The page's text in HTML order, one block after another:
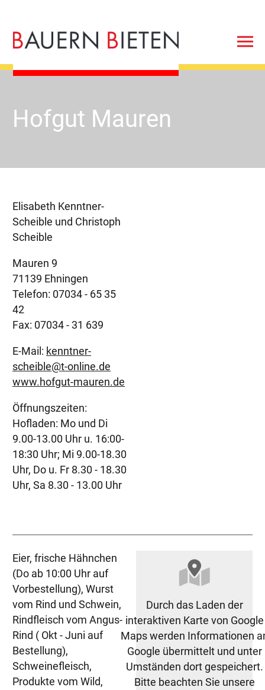
Hofgut Mauren
Elisabeth Kenntner-
Scheible und Christoph
Scheible
Mauren 9
71139 Ehningen
Telefon: 07034 - 65 35
42
Fax: 07034 - 31 639
E-Mail: kenntner-
scheible@t-online.de
www.hofgut-mauren.de
Öffnungszeiten:
Hofladen: Mo und Di
9.00-13.00 Uhr u. 16:00-
18:30 Uhr; Mi 9.00-18.30
Uhr, Do u. Fr 8.30 - 18.30
Uhr, Sa 8.30 - 13.00 Uhr
Eier, frische Hähnchen
(Do ab 10:00 Uhr auf
Vorbestellung), Wurst
vom Rind und Schwein,
Rindfleisch vom Angus-
Rind ( Okt - Juni auf
Bestellung),
Schweinefleisch,
Produkte vom Wild,
Durch das Laden der
interaktiven Karte von Google
Maps werden Informationen
Google übermittelt und unter
Umständen dort gespeichert.
Bitte beachten Sie unsere